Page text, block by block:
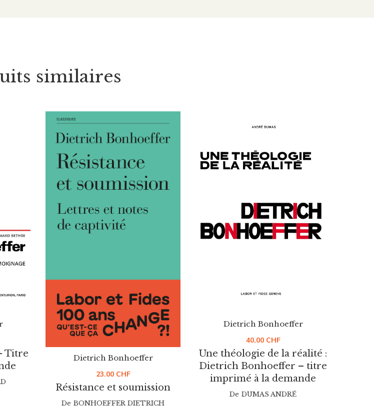
similaires
Titre
Résistance et soumission
Dietrich Bonhoeffer
23.00 CHF
De BONHOEFFER DIETRICH
Une théologie de la réalité :
Dietrich Bonhoeffer – titre
imprimé à la demande
Dietrich Bonhoeffer
40.00 CHF
De DUMAS ANDRÉ